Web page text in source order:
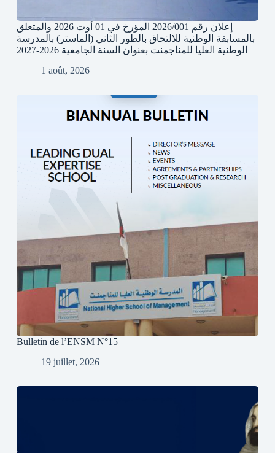
إعلان رقم 2026/001 المؤرخ في 01 أوت 2026 والمتعلق
بالمسابقة الوطنية للالتحاق بالطور الثاني (الماستر) بالمدرسة
الوطنية العليا للمناجمنت بعنوان السنة الجامعية 2026-2027
1 août, 2026
Bulletin de l’ENSM N°15
19 juillet, 2026